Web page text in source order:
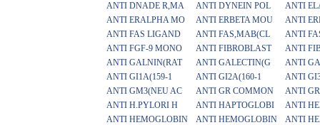
ANTI DNADE R,MA
ANTI DYNEIN POL
ANTI
ANTI ERALPHA MO
ANTI ERBETA MOU
ANTI
ANTI FAS LIGAND
ANTI FAS,MAB(CL
ANTI
ANTI FGF-9 MONO
ANTI FIBROBLAST
ANTI
ANTI GALNIN(RAT
ANTI GALECTIN(G
ANTI
ANTI GI1A(159-1
ANTI GI2A(160-1
ANTI
ANTI GM3(NEU AC
ANTI GR COMMON
ANTI
ANTI H.PYLORI H
ANTI HAPTOGLOBI
ANTI
ANTI HEMOGLOBIN
ANTI HEMOGLOBIN
ANTI